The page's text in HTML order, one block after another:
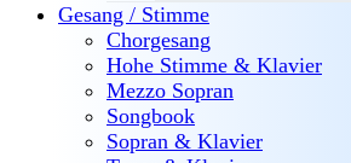
Gesang / Stimme
Chorgesang
Hohe Stimme & Klavier
Mezzo Sopran
Songbook
Sopran & Klavier